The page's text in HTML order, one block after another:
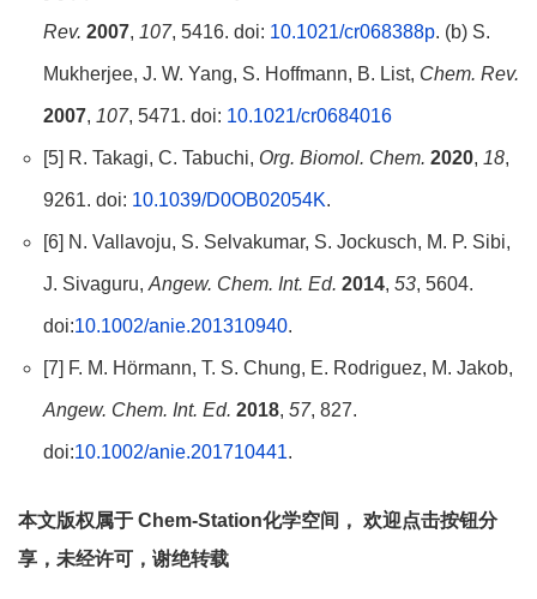
Rev. 2007, 107, 5416. doi: 10.1021/cr068388p. (b) S.
Mukherjee, J. W. Yang, S. Hoffmann, B. List, Chem. Rev.
2007, 107, 5471. doi: 10.1021/cr0684016
[5] R. Takagi, C. Tabuchi, Org. Biomol. Chem. 2020, 18,
9261. doi: 10.1039/D0OB02054K.
[6] N. Vallavoju, S. Selvakumar, S. Jockusch, M. P. Sibi,
J. Sivaguru, Angew. Chem. Int. Ed. 2014, 53, 5604.
doi:10.1002/anie.201310940.
[7] F. M. Hörmann, T. S. Chung, E. Rodriguez, M. Jakob,
Angew. Chem. Int. Ed. 2018, 57, 827.
doi:10.1002/anie.201710441.
本文版权属于 Chem-Station化学空间， 欢迎点击按钮分
享，未经许可，谢绝转载